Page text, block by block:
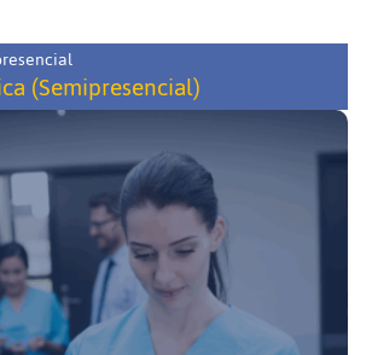
(Semipresencial)